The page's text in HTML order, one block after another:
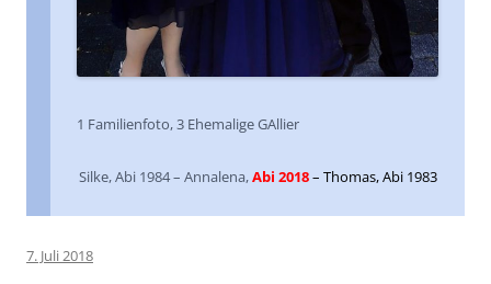
1 Familienfoto, 3 Ehemalige GAllier
Silke, Abi 1984 – Annalena,Abi 2018– Thomas, Abi 1983
7. Juli 2018